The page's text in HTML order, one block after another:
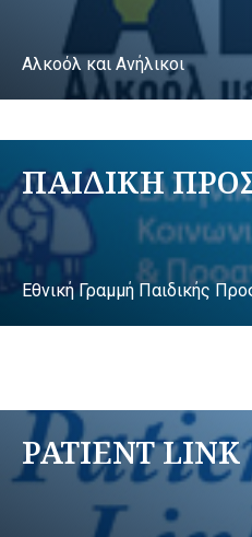
Αλκοόλ και Ανήλικοι
ΠΑΙΔΙΚΗ
Εθνική Γραμμή Παιδικής
PATIENT LINK